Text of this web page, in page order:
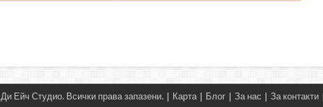
Ди Ейч Студио. Всички права запазени. | Карта| Блог| За нас За контакти|